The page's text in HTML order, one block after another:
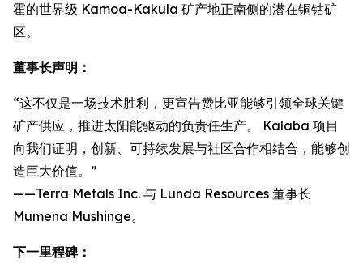
霍的世界级 Kamoa-Kakula 矿产地正南侧的潜在铜钴矿
区。
董事长声明：
“这不仅是一场技术胜利，更宣告赞比亚能够引领全球关键
矿产供应，推进太阳能驱动的负责任生产。 Kalaba 项目
向我们证明，创新、可持续发展与社区合作相结合，能够创
造巨大价值。”
——Terra Metals Inc. 与 Lunda Resources 董事长
Mumena Mushinge。
下一里程碑：